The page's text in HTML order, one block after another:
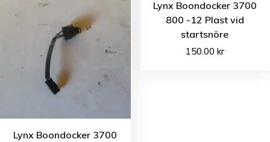
Lynx Boondocker 3700
Lynx Boondocker 3700
800 -12 Plast vid
startsnöre
150.00 kr